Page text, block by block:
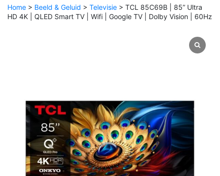
Home > Beeld & Geluid > Televisie > TCL 85C69B | 85” Ultra
HD 4K | QLED Smart TV | Wifi | Google TV | Dolby Vision | 60Hz